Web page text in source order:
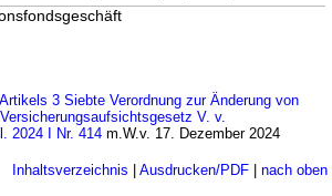
Artikels 3 Siebte Verordnung zur Änderung von
V. v.
2024 I Nr. 414 m.W.v. 17. Dezember 2024
Inhaltsverzeichnis Ausdrucken/PDF| nach oben